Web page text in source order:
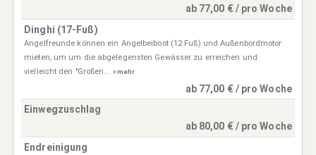
ab 77,00 € / pro Woche
Dinghi (17-Fuß)
Angelfreunde können ein Angelbeiboot (12 Fuß) und Außenbordmotor
mieten, um um die abgelegensten Gewässer zu erreichen und
vielleicht den "Großen... » mehr
ab 77,00 € / pro Woche
Einwegzuschlag
ab 80,00 € / pro Woche
Endreinigung